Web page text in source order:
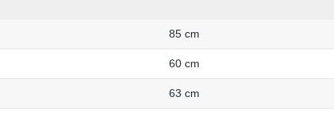
85 cm
60 cm
63 cm